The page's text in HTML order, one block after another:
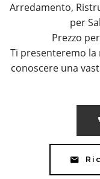
Arredamento,
per
Prezzo
Ti presenteremo
conoscere una